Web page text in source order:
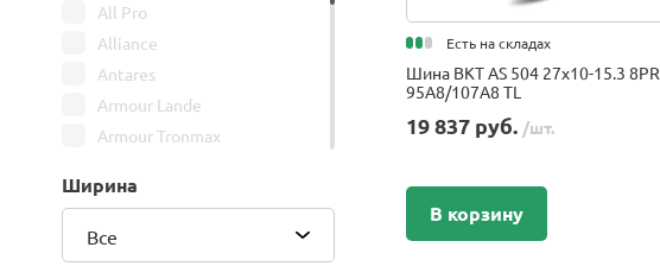
All Pro
Alliance
Antares
Armour Lande
Armour Tronmax
ATIRE
Bars
Ширина
Все
Есть на складах
Шина BKT AS 504 27x10-15.3 8PR
95A8/107A8 TL
19 837 руб. /шт.
В корзину